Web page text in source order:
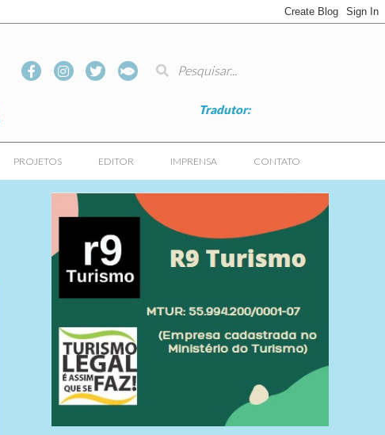
Tradutor:
PROJETOS EDITOR IMPRENSA CONTATO